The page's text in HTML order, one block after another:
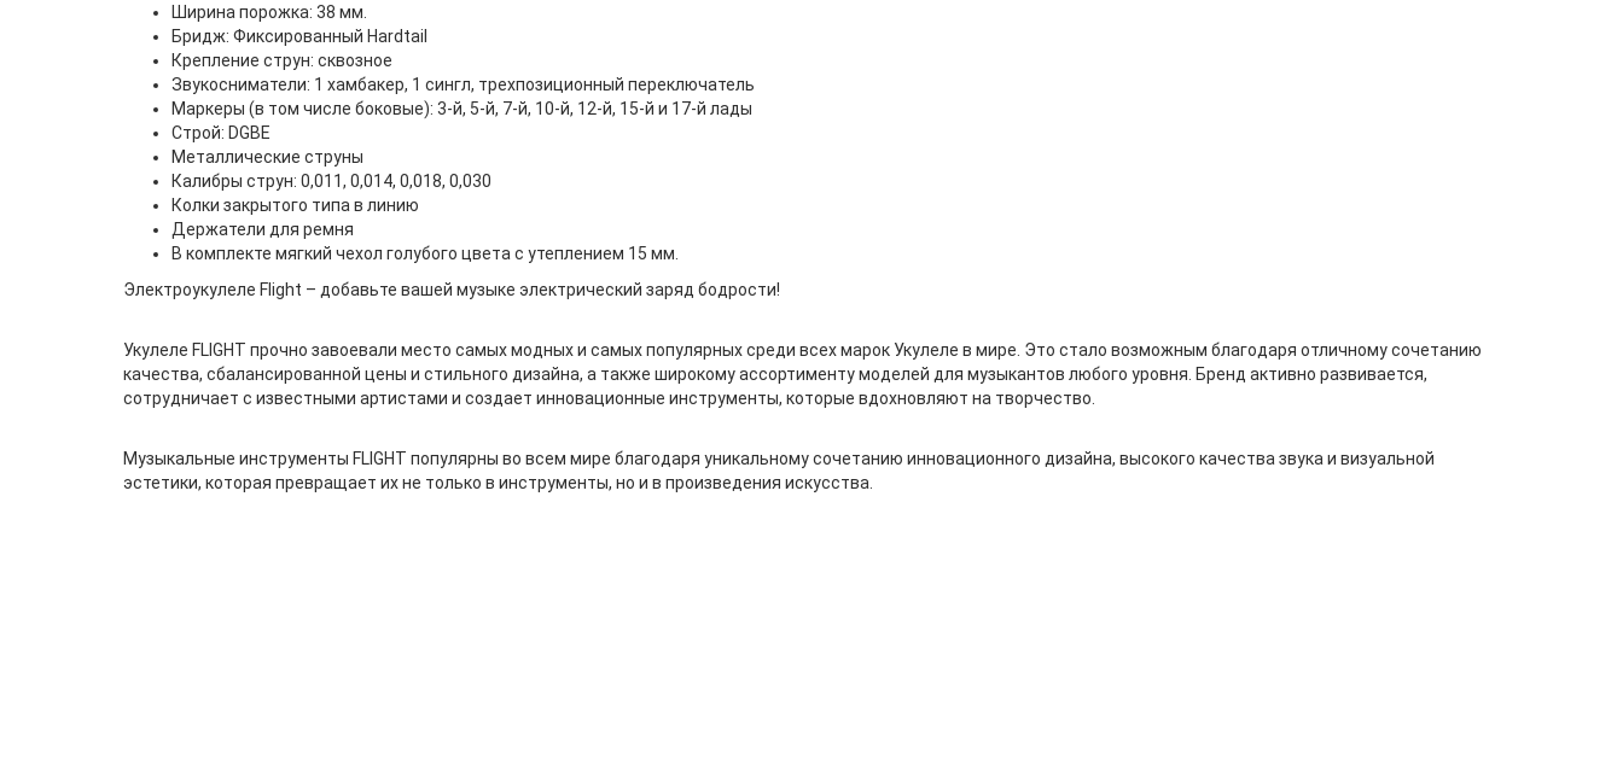
Ширина порожка: 38 мм.
Бридж: Фиксированный Hardtail
Крепление струн: сквозное
Звукосниматели: 1 хамбакер, 1 сингл, трехпозиционный переключатель
Маркеры (в том числе боковые): 3-й, 5-й, 7-й, 10-й, 12-й, 15-й и 17-й лады
Строй: DGBE
Металлические струны
Калибры струн: 0,011, 0,014, 0,018, 0,030
Колки закрытого типа в линию
Держатели для ремня
В комплекте мягкий чехол голубого цвета с утеплением 15 мм.
Электроукулеле Flight – добавьте вашей музыке электрический заряд бодрости!
Укулеле FLIGHT прочно завоевали место самых модных и самых популярных среди всех марок Укулеле в мире. Это стало возможным благодаря отличному сочетанию
качества, сбалансированной цены и стильного дизайна, а также широкому ассортименту моделей для музыкантов любого уровня. Бренд активно развивается,
сотрудничает с известными артистами и создает инновационные инструменты, которые вдохновляют на творчество.
Музыкальные инструменты FLIGHT популярны во всем мире благодаря уникальному сочетанию инновационного дизайна, высокого качества звука и визуальной
эстетики, которая превращает их не только в инструменты, но и в произведения искусства.